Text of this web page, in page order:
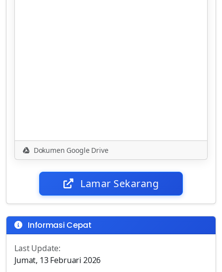
Dokumen Google Drive
Lamar Sekarang
Informasi Cepat
Last Update:
Jumat, 13 Februari 2026